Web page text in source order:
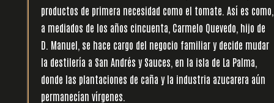
productos de primera necesidad como el tomate. Así es como,
a mediados de los años cincuenta, Carmelo Quevedo, hijo de
D. Manuel, se hace cargo del negocio familiar y decide mudar
la destilería a San Andrés y Sauces, en la isla de La Palma,
donde las plantaciones de caña y la industria azucarera aún
permanecían vírgenes.